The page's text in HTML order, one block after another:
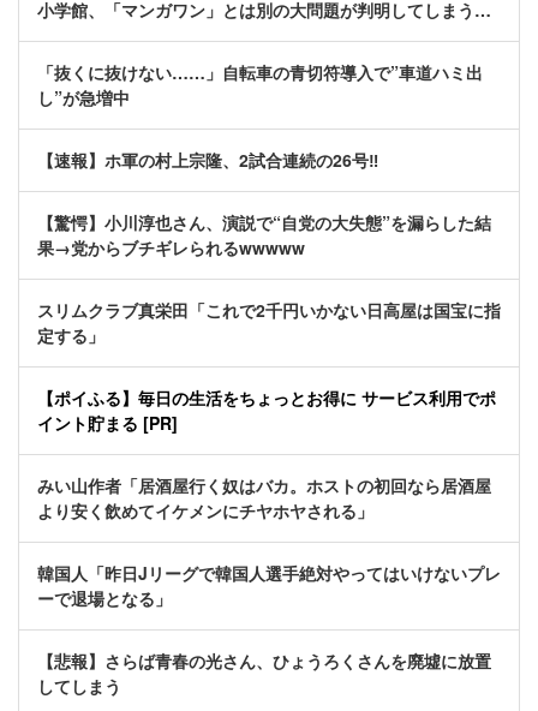
小学館、「マンガワン」とは別の大問題が判明してしまう…
「抜くに抜けない……」自転車の青切符導入で”車道ハミ出
し”が急増中
【速報】ホ軍の村上宗隆、2試合連続の26号‼
【驚愕】小川淳也さん、演説で“自党の大失態”を漏らした結
果→党からブチギレられるwwwww
スリムクラブ真栄田「これで2千円いかない日高屋は国宝に指
定する」
【ポイふる】毎日の生活をちょっとお得に サービス利用でポ
イント貯まる [PR]
みい山作者「居酒屋行く奴はバカ。ホストの初回なら居酒屋
より安く飲めてイケメンにチヤホヤされる」
韓国人「昨日Jリーグで韓国人選手絶対やってはいけないプレ
ーで退場となる」
【悲報】さらば青春の光さん、ひょうろくさんを廃墟に放置
してしまう